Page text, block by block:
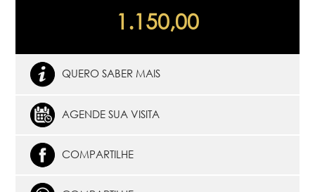
1.150,00
QUERO SABER MAIS
AGENDE SUA VISITA
COMPARTILHE